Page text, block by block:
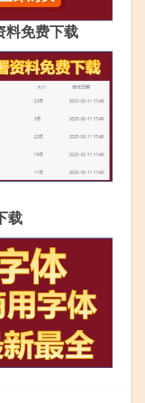
料免费下载
载